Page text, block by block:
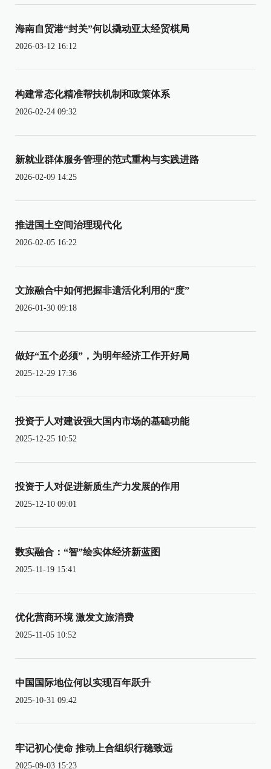
海南自贸港“封关”何以撬动亚太经贸棋局
2026-03-12 16:12
构建常态化精准帮扶机制和政策体系
2026-02-24 09:32
新就业群体服务管理的范式重构与实践进路
2026-02-09 14:25
推进国土空间治理现代化
2026-02-05 16:22
文旅融合中如何把握非遗活化利用的“度”
2026-01-30 09:18
做好“五个必须”，为明年经济工作开好局
2025-12-29 17:36
投资于人对建设强大国内市场的基础功能
2025-12-25 10:52
投资于人对促进新质生产力发展的作用
2025-12-10 09:01
数实融合：“智”绘实体经济新蓝图
2025-11-19 15:41
优化营商环境 激发文旅消费
2025-11-05 10:52
中国国际地位何以实现百年跃升
2025-10-31 09:42
牢记初心使命 推动上合组织行稳致远
2025-09-03 15:23